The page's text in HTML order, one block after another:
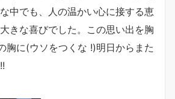
中でも、人の温かい心に接する恵
きな喜びでした。この思い出を胸
胸に(ウソをつくな !)明日からまた